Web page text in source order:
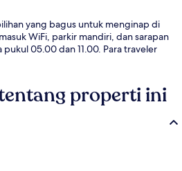
yang bagus untuk menginap di
WiFi, parkir mandiri, dan sarapan
05.00 dan 11.00. Para traveler
properti ini